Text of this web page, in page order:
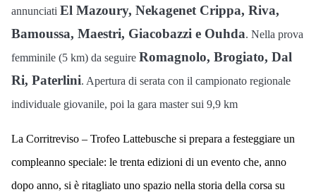
annunciati El Mazoury, Nekagenet Crippa, Riva,
Bamoussa, Maestri, Giacobazzi e Ouhda. Nella prova
femminile (5 km) da seguire Romagnolo, Brogiato, Dal
Ri, Paterlini. Apertura di serata con il campionato regionale
individuale giovanile, poi la gara master sui 9,9 km
La Corritreviso – Trofeo Lattebusche si prepara a festeggiare un
compleanno speciale: le trenta edizioni di un evento che, anno
dopo anno, si è ritagliato uno spazio nella storia della corsa su